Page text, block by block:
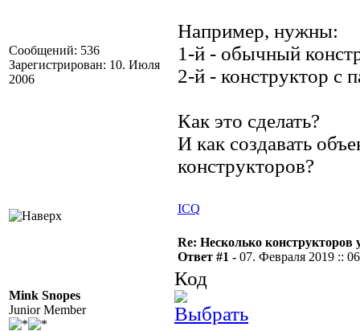
Сообщений: 536
Зарегистрирован: 10. Июля
2006
Например, нужны:
1-й - обычный
2-й - конструктор с
Как это сделать?
И как создавать
конструкторов?
ICQ
Mink Snopes
Junior Member
Re: Несколько конструкторов
Ответ #1 - 07. Февраля 2019 ::
Код